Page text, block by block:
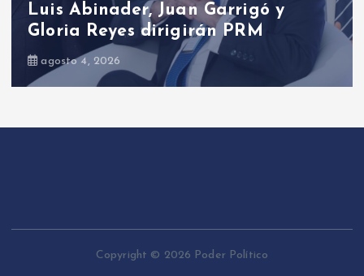
de proyectos de PMI República
Dominicana
agosto 5, 2026
Copyright © 2026 Poder Político